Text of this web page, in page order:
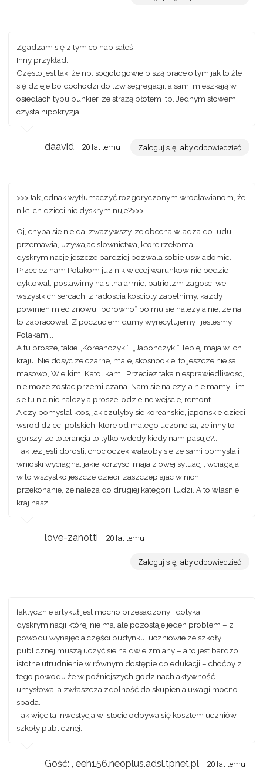
Zgadzam się z tym co napisałeś.
Inny przykład:
Często jest tak, że np. socjologowie piszą prace o tym jak to źle
się dzieje bo dochodzi do tzw segregacji, a sami mieszkają w
osiedlach typu bunkier, ze strażą płotem itp. Jednym słowem,
czysta hipokryzja
daavid 20 lat temu Zaloguj się, aby odpowiedzieć
>>>Jak jednak wytłumaczyć rozgoryczonym wrocławianom, że
nikt ich dzieci nie dyskryminuje?>>>
Oj, chyba sie nie da, zwazywszy, ze obecna wladza do ludu
przemawia, uzywajac slownictwa, ktore rzekoma
dyskryminacje jeszcze bardziej pozwala sobie uswiadomic.
Przeciez nam Polakom juz nik wiecej warunkow nie bedzie
dyktowal, postawimy na silna armie, patriotzm zagosci we
wszystkich sercach, z radoscia koscioly zapelnimy, kazdy
powinien miec znowu „porowno” bo mu sie nalezy a nie, ze na
to zapracowal. Z poczuciem dumy wyrecytujemy : jestesmy
Polakami..
A tu prosze, takie „Koreanczyki”, „Japonczyki”, lepiej maja w ich
kraju. Nie dosyc ze czarne, male, skosnookie, to jeszcze nie sa,
masowo, Wielkimi Katolikami. Przeciez taka niesprawiedliwosc,
nie moze zostac przemilczana. Nam sie nalezy, a nie mamy….im
sie tu nic nie nalezy a prosze, odzielne wejscie, remont…
A czy pomyslal ktos, jak czulyby sie koreanskie, japonskie dzieci
wsrod dzieci polskich, ktore od malego uczone sa, ze inny to
gorszy, ze tolerancja to tylko wdedy kiedy nam pasuje?..
Tak tez jesli dorosli, choc oczekiwalaoby sie ze sami pomysla i
wnioski wyciagna, jakie korzysci maja z owej sytuacji, wciagaja
w to wszystko jeszcze dzieci, zaszczepiajac w nich
przekonanie, ze naleza do drugiej kategorii ludzi. A to wlasnie
kraj nasz.
love-zanotti 20 lat temu
Zaloguj się, aby odpowiedzieć
faktycznie artykuł jest mocno przesadzony i dotyka
dyskryminacji której nie ma, ale pozostaje jeden problem – z
powodu wynajęcia części budynku, uczniowie ze szkoły
publicznej muszą uczyć sie na dwie zmiany – a to jest bardzo
istotne utrudnienie w równym dostępie do edukacji – choćby z
tego powodu że w poźniejszych godzinach aktywność
umysłowa, a zwłaszcza zdolność do skupienia uwagi mocno
spada.
Tak więc ta inwestycja w istocie odbywa się kosztem uczniów
szkoły publicznej.
Gość: , eeh156.neoplus.adsl.tpnet.pl 20 lat temu